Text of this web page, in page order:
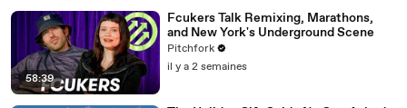
58:39
Fcukers Talk Remixing, Marathons,
and New York's Underground Scene
Pitchfork
il y a 2 semaines